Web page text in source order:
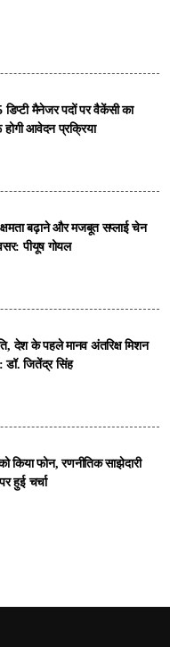
डिप्टी मैनेजर पदों पर वैकेंसी का
आवेदन प्रक्रिया
क्षमता बढ़ाने और मजबूत सप्लाई चेन
पीयूष गोयल
देश के पहले मानव अंतरिक्ष मिशन
डॉ. जितेंद्र सिंह
क‍िया फोन, रणनीतिक साझेदारी
हुई चर्चा